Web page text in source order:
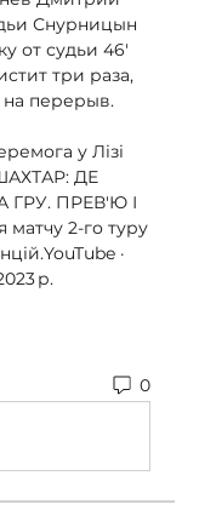
Снурницын
от судьи 46'
три раза,
на перерыв.
у Лізі
ДЕ
ПРЕВ'Ю І
2-го туру
·
р.
0